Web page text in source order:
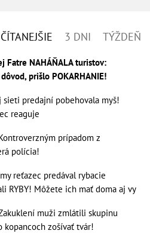
3 DNI TÝŽDEŇ
Fatre NAHÁŇALA turistov:
prišlo POKARHANIE!
sieti predajní pobehovala myš!
reaguje
prípadom z
polícia!
reťazec predával rybacie
RYBY! Môžete ich mať doma aj vy
muži zmlátili skupinu
kopancoch zošívať tvár!